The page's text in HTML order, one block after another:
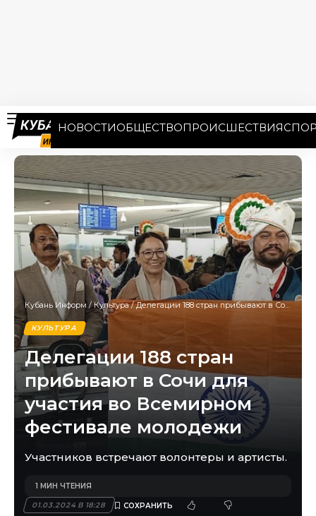
НОВОСТИОБЩЕСТВОПРОИСШЕСТВИЯ
Кубань Информ /Культура/Делегации 188 стран прибывают в Сочи для участия во Всемирном фестивале молодежи
КУЛЬТУРА
Делегации 188 стран
прибывают в Сочи для
участия во Всемирном
фестивале молодежи
Участников встречают волонтеры и артисты.
01.03.2024 В 18:28
1 МИН ЧТЕНИЯ